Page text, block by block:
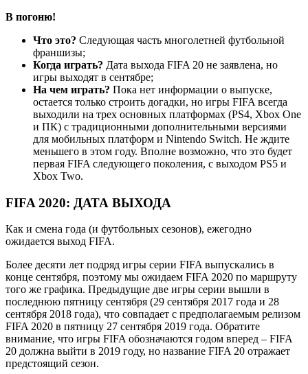
В погоню!
Что это? Следующая часть многолетней футбольной
франшизы;
Когда играть? Дата выхода FIFA 20 не заявлена, но
игры выходят в сентябре;
На чем играть? Пока нет информации о выпуске,
остается только строить догадки, но игры FIFA всегда
выходили на трех основных платформах (PS4, Xbox One
и ПК) с традиционными дополнительными версиями
для мобильных платформ и Nintendo Switch. Не ждите
меньшего в этом году. Вполне возможно, что это будет
первая FIFA следующего поколения, с выходом PS5 и
Xbox Two.
FIFA 2020: ДАТА ВЫХОДА
Как и смена года (и футбольных сезонов), ежегодно
ожидается выход FIFA.
Более десяти лет подряд игры серии FIFA выпускались в
конце сентября, поэтому мы ожидаем FIFA 2020 по маршруту
того же графика. Предыдущие две игры серии вышли в
последнюю пятницу сентября (29 сентября 2017 года и 28
сентября 2018 года), что совпадает с предполагаемым релизом
FIFA 2020 в пятницу 27 сентября 2019 года. Обратите
внимание, что игры FIFA обозначаются годом вперед – FIFA
20 должна выйти в 2019 году, но название FIFA 20 отражает
предстоящий сезон.